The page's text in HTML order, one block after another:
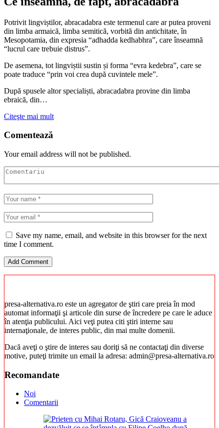
Potrivit lingviștilor, abracadabra este termenul care ar putea proveni
din limba armaică, limba semitică, vorbită din antichitate, în
Mesopotamia, din expresia “adhadda kedhabhra”, care înseamnă
“lucrul care trebuie distrus”.
De asemena, tot lingviștii sustin și forma “evra kedebra”, care se
poate traduce “prin voi crea după cuvintele mele”.
După spusele altor specialiști, abracadabra provine din limba
ebraică, din…
Citeşte mai mult
Comentează
Your email address will not be published.
Save my name, email, and website in this browser for the next
time I comment.
presa-alternativa.ro este un agregator de ştiri care preia în mod
automat informaţii şi articole din surse de încredere pe care le aduce
în atenţia publicului. Aici veţi putea citi ştiri interne sau
internaţionale, de interes public, din mai multe domenii.
Dacă aveţi o ştire de interes sau doriţi să ne contactaţi din diverse
motive, puteţi trimite un email la adresa: admin@presa-alternativa.ro
Recomandate
Noi
Comentarii